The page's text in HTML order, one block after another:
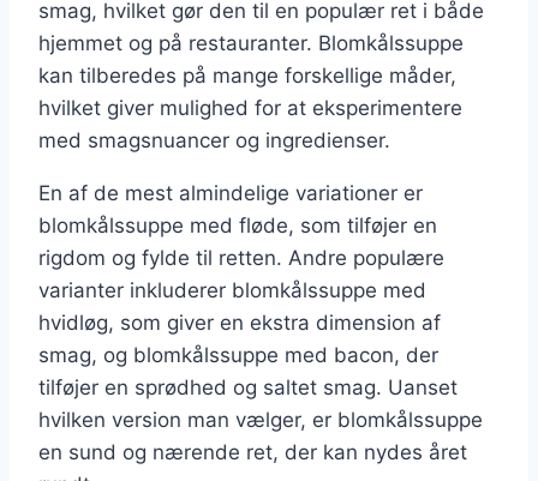
smag, hvilket gør den til en populær ret i både
hjemmet og på restauranter. Blomkålssuppe
kan tilberedes på mange forskellige måder,
hvilket giver mulighed for at eksperimentere
med smagsnuancer og ingredienser.
En af de mest almindelige variationer er
blomkålssuppe med fløde, som tilføjer en
rigdom og fylde til retten. Andre populære
varianter inkluderer blomkålssuppe med
hvidløg, som giver en ekstra dimension af
smag, og blomkålssuppe med bacon, der
tilføjer en sprødhed og saltet smag. Uanset
hvilken version man vælger, er blomkålssuppe
en sund og nærende ret, der kan nydes året